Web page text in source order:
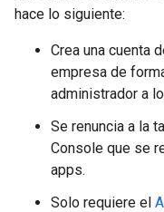
hace lo siguiente:
Crea una cuenta
empresa de
administrador a
Se renuncia a la
Console que se
apps.
Solo requiere el